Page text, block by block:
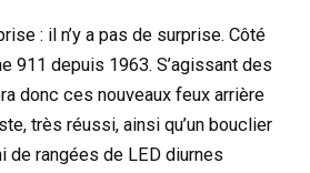
: il n’y a pas de surprise. Côté
911 depuis 1963. S’agissant des
donc ces nouveaux feux arrière
très réussi, ainsi qu’un bouclier
de rangées de LED diurnes